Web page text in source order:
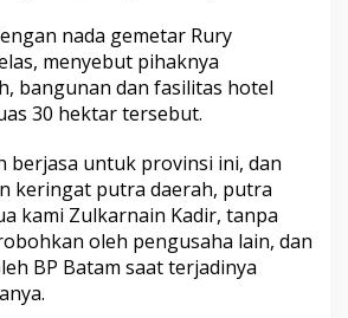
nada gemetar Rury
menyebut pihaknya
bangunan dan fasilitas hotel
30 hektar tersebut.
berjasa untuk provinsi ini, dan
keringat putra daerah, putra
kami Zulkarnain Kadir, tanpa
oleh pengusaha lain, dan
BP Batam saat terjadinya